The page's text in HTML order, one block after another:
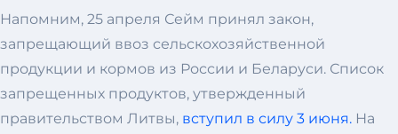
Напомним, 25 апреля Сейм принял закон,
запрещающий ввоз сельскохозяйственной
продукции и кормов из России и Беларуси. Список
запрещенных продуктов, утвержденный
правительством Литвы, вступил в силу 3 июня. На